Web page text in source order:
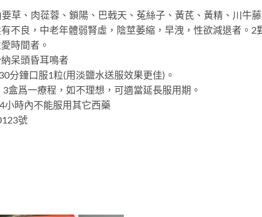
草、肉蓯蓉、鎖陽、巴戟天、菟絲子、黃芪、黃精、川牛
不良，中老年體弱腎虛，陰莖萎縮，早洩，性欲減退者。2
時間者。
呆頭昏耳鳴者
分鐘口服1粒(用淡鹽水送服效果更佳)。
盒爲一療程，如不理想，可適當延長服用期。
小時內不能服用其它西藥
號